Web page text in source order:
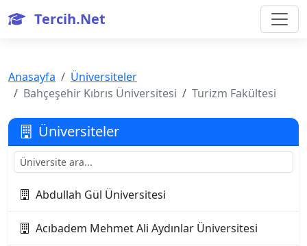
Tercih.Net
Anasayfa
Üniversiteler
Bahçeşehir Kıbrıs Üniversitesi
Turizm Fakültesi
Üniversiteler
Abdullah Gül Üniversitesi
Acıbadem Mehmet Ali Aydınlar Üniversitesi